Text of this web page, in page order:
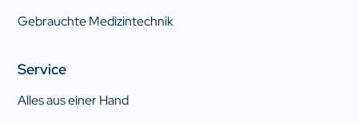
Gebrauchte Medizintechnik
Service
Alles aus einer Hand